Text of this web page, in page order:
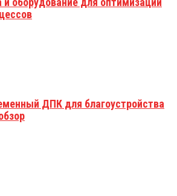
ДПК для благоустройства